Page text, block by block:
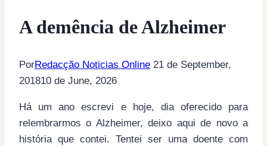
A demência de Alzheimer
PorRedacção Noticias Online 21 de September,
201810 de June, 2026
Há um ano escrevi e hoje, dia oferecido para
relembrarmos o Alzheimer, deixo aqui de novo a
história que contei. Tentei ser uma doente com